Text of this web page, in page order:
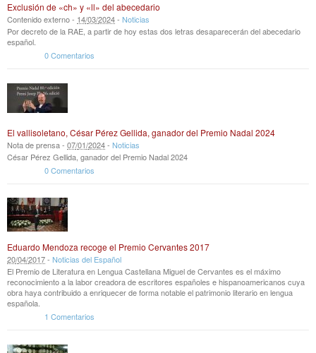
Exclusión de «ch» y «ll» del abecedario
Contenido externo - 14/03/2024- Noticias
Por decreto de la RAE, a partir de hoy estas dos letras desaparecerán del abecedario
español.
0 Comentarios
El vallisoletano, César Pérez Gellida, ganador del Premio Nadal 2024
Nota de prensa - 07/01/2024- Noticias
César Pérez Gellida, ganador del Premio Nadal 2024
0 Comentarios
Eduardo Mendoza recoge el Premio Cervantes 2017
20/04/2017- Noticias del Español
El Premio de Literatura en Lengua Castellana Miguel de Cervantes es el máximo
reconocimiento a la labor creadora de escritores españoles e hispanoamericanos cuya
obra haya contribuido a enriquecer de forma notable el patrimonio literario en lengua
española.
1 Comentarios